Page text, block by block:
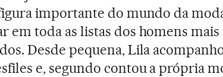
importante do mundo da
em toda as listas dos homens mais
Desde pequena, Lila
e, segundo contou a própria